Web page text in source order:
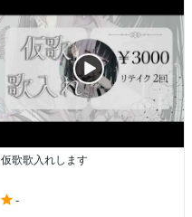
仮歌歌入れします
-